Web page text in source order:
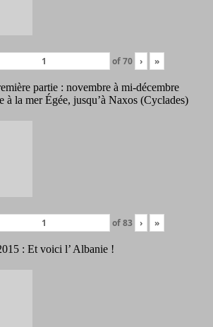
of70 › »
partie : novembre à mi-décembre
à la mer Égée, jusqu’à Naxos (Cyclades)
of83 › »
: Et voici l’ Albanie !